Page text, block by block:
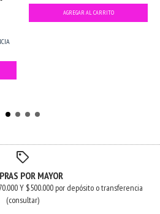
POR MAYOR
Y $500.000 por depósito o transferencia
(consultar)